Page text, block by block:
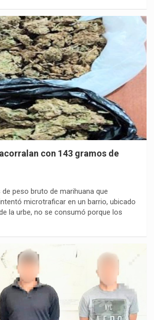
acorralan con 143 gramos de
peso bruto de marihuana que
microtraficar en un barrio, ubicado
la urbe, no se consumó porque los